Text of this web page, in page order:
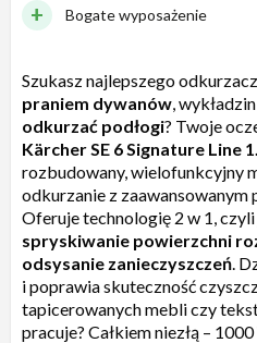
Bogate wyposażenie
Szukasz najlepszego
praniem dywanów,
odkurzać podłogi? Twoje
Kärcher SE 6 Signature Line
rozbudowany, wielofunkcyjny
odkurzanie z
Oferuje technologię 2 w 1, czyli
spryskiwanie powierzchni
odsysanie zanieczyszczeń.
i poprawia skuteczność
tapicerowanych mebli czy
pracuje? Całkiem niezłą – 1000